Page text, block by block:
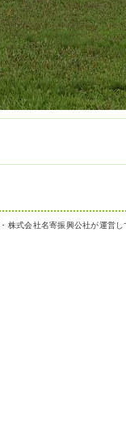
株式会社名寄振興公社が運営